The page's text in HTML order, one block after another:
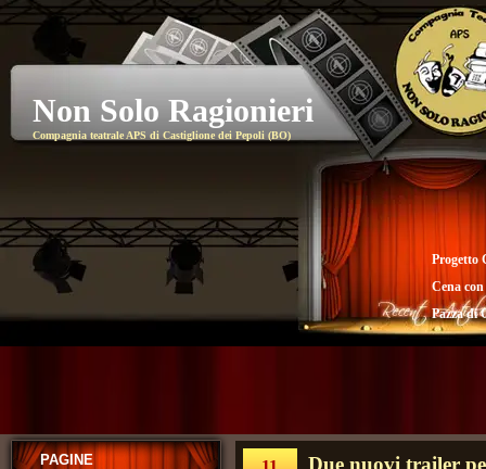
Non Solo Ragionieri
Compagnia teatrale APS di Castiglione dei Pepoli (BO)
Progetto
Cena
Pazza di
PAGINE Due nuovi trailer